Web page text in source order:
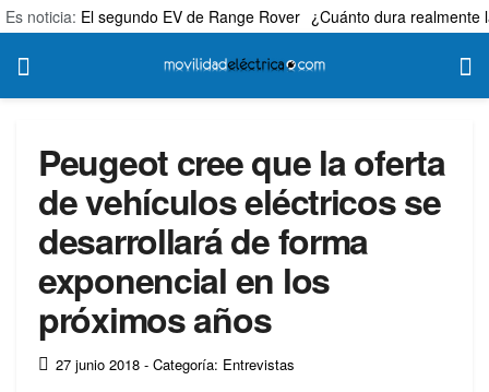
Es noticia: El segundo EV de Range Rover ¿Cuánto dura realmente
Peugeot cree que la oferta
de vehículos eléctricos se
desarrollará de forma
exponencial en los
próximos años
27 junio 2018 - Categoría: Entrevistas